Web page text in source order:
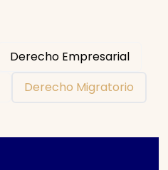
Derecho Empresarial
Derecho Migratorio